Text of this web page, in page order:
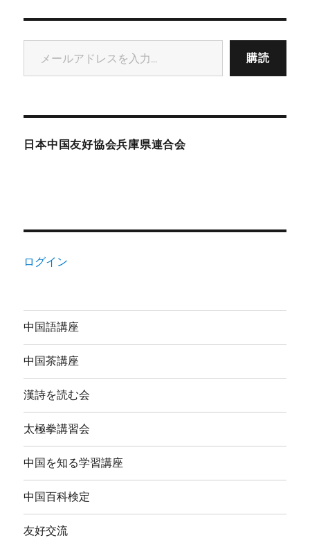
メールアドレスを入力...
購読
日本中国友好協会兵庫県連合会
ログイン
中国語講座
中国茶講座
漢詩を読む会
太極拳講習会
中国を知る学習講座
中国百科検定
友好交流